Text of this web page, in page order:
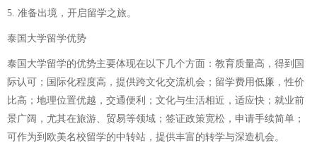
5. 准备出境，开启留学之旅。
泰国大学留学优势
泰国大学留学的优势主要体现在以下几个方面：教育质量高，得到国
际认可；国际化程度高，提供跨文化交流机会；留学费用低廉，性价
比高；地理位置优越，交通便利；文化与生活相近，适应快；就业前
景广阔，尤其在旅游、贸易等领域；签证政策宽松，申请手续简单；
可作为到欧美名校留学的中转站，提供丰富的转学与深造机会。